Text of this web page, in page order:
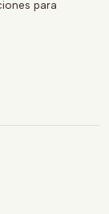
para